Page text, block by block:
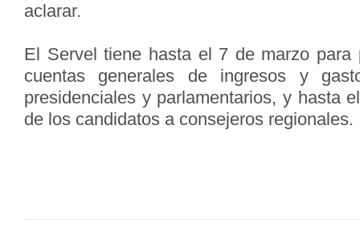
aclarar.
El Servel tiene hasta el 7 de marzo para
cuentas generales de ingresos y
presidenciales y parlamentarios, y hasta
de los candidatos a consejeros regionales.